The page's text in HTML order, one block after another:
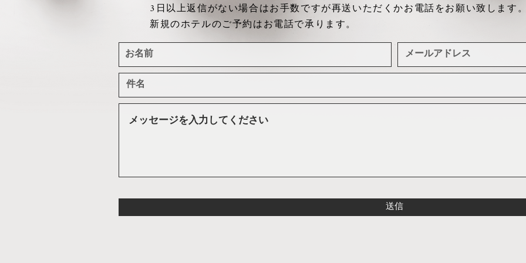
​3日以上返信がない場合はお手数ですが再送いただくかお電話をお願い致します
​新規のホテルのご予約はお電話で承ります。
送信